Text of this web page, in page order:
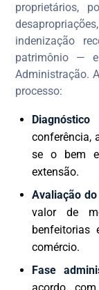
proprietários,
indenização
patrimônio —
Administração.
processo:
Diagnóstico
conferência,
se o bem
extensão.
Avaliação
valor de
benfeitorias
comércio.
Fase